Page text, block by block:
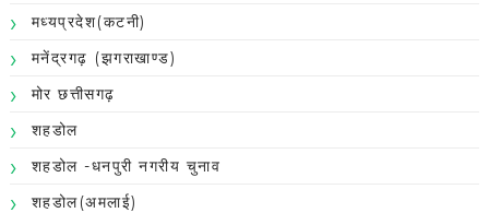
मध्यप्रदेश(कटनी)
मनेंद्रगढ़ (झगराखाण्ड)
मोर छत्तीसगढ़
शहडोल
शहडोल -धनपुरी नगरीय चुनाव
शहडोल(अमलाई)